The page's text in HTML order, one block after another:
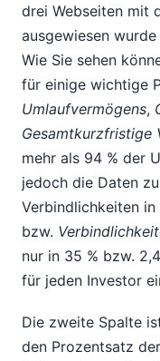
drei Webseiten mit
ausgewiesen
Wie Sie sehen
für einige wichtige
Umlaufvermögens,
Gesamtkurzfristige
mehr als 94 % der
jedoch die Daten
Verbindlichkeiten
bzw.
nur in 35 % bzw.
für jeden Investor
Die zweite Spalte
den Prozentsatz